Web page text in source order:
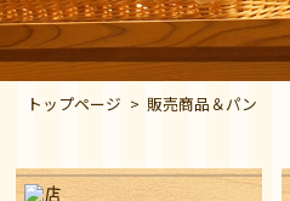
トップページ 販売商品＆パン